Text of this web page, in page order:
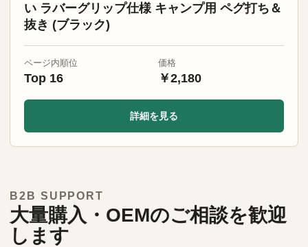
い ラバーグリップ仕様 キャンプ用 ペグ打ち＆
抜き (ブラック)
ページ内順位
Top 16
価格
￥2,180
詳細を見る
B2B SUPPORT
大量購入・OEMのご相談を歓迎
します